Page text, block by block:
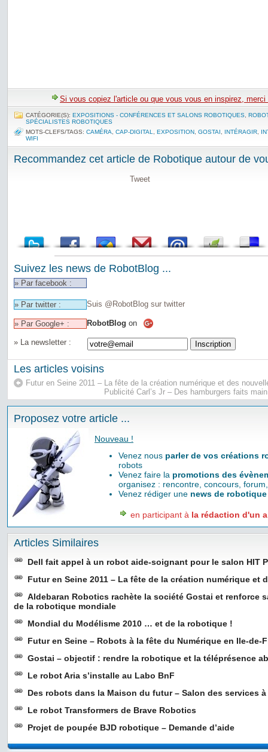
Si vous copiez l'article ou que vous vous en inspirez,
CATÉGORIE(S): EXPOSITIONS - CONFÉRENCES ET SALONS ROBOTIQUES
SPÉCIALISTES ROBOTIQUES
MOTS-CLEFS/TAGS: CAMÉRA CAP-DIGITAL EXPOSITION GOSTAI INTÉRAGIR
WIFI
Recommandez cet article de Robotique autour de
Tweet
Suivez les news de RobotBlog ...
» Par facebook :
» Par twitter : Suis @RobotBlog sur twitter
» Par Google+ : RobotBlog on
» La newsletter :
Les articles voisins
Futur en Seine 2011 – La fête de la création numérique et des
Publicité Carl’s Jr – Des hamburgers faits
Proposez votre article ...
Nouveau !
Venez nous parler de vos créations
robots
Venez faire la promotions des
organisez : rencontre, concours,
Venez rédiger une news de robotique
en participant à la rédaction d'un
Articles Similaires
Dell fait appel à un robot aide-soignant pour le salon HIT
Futur en Seine 2011 – La fête de la création numérique et
Aldebaran Robotics rachète la société Gostai et renforce
de la robotique mondiale
Mondial du Modélisme 2010 … et de la robotique !
Futur en Seine – Robots à la fête du Numérique en Ile-de-
Gostai – objectif : rendre la robotique et la téléprésence
Le robot Aria s’installe au Labo BnF
Des robots dans la Maison du futur – Salon des services
Le robot Transformers de Brave Robotics
Projet de poupée BJD robotique – Demande d’aide